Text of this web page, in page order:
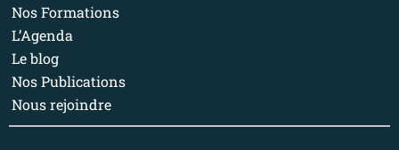
Nos Formations
L’Agenda
Le blog
Nos Publications
Nous rejoindre